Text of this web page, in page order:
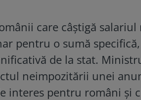
care câştigă
pentru o sumă
de la stat.
neimpozitării unei
interes pentru români și